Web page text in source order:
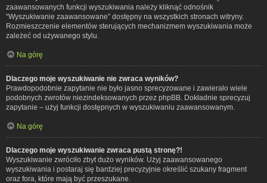
zaawansowanych funkcji wyszukiwania należy kliknąć odnośnik
“Wyszukiwanie zaawansowane” dostępny na wszystkich stronach witryny.
Rozmieszczenie elementów sterujących mechanizmem wyszukiwania może
zależeć od używanego stylu.
Na górę
Dlaczego moje wyszukiwanie nie zwraca wyników?
Prawdopodobnie zapytanie nie było jasno sprecyzowane i zawierało wiele
podobnych zwrotów niezindeksowanych przez phpBB. Dokładnie sprecyzuj
zapytanie – użyj funkcji dostępnych w wyszukiwaniu zaawansowanym.
Na górę
Dlaczego moje wyszukiwanie zwraca pustą stronę?!
Wyszukiwanie zwróciło zbyt dużo wyników. Użyj zaawansowanego
wyszukiwania i postaraj się bardziej precyzyjnie określić szukany fragment
oraz fora, które mają być przeszukane.